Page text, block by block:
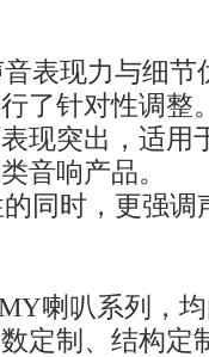
表现力与细
了针对性调整
现突出，适用
音响产品。
同时，更强调
喇叭系列，
定制、结构定